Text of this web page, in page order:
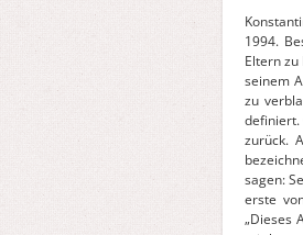
1994.
Eltern
seinem
zu
definiert.
zurück.
sagen:
erste
„Dieses